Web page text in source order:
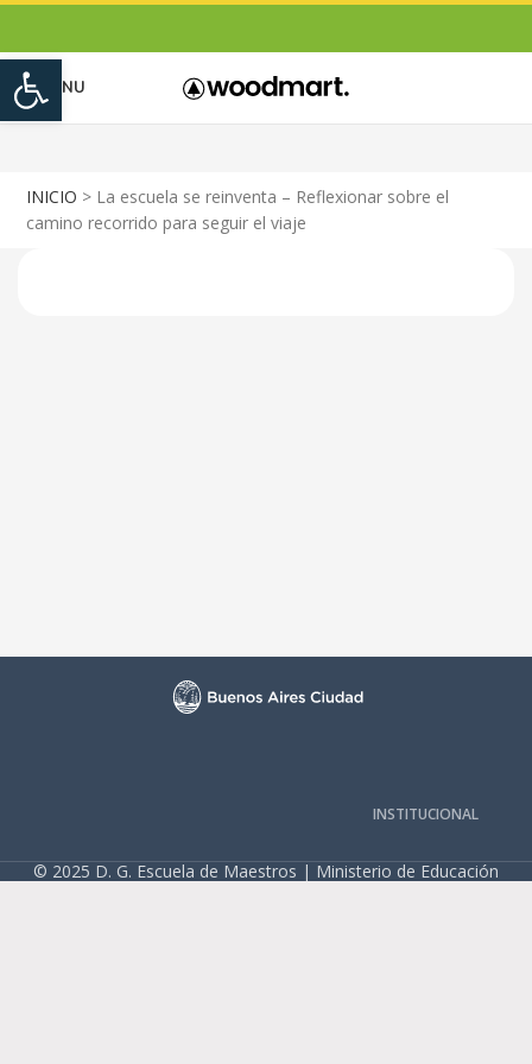
Open toolbar
MENU
INICIO > La escuela se reinventa – Reflexionar sobre el
camino recorrido para seguir el viaje
INSTITUCIONAL
© 2025 D. G. Escuela de Maestros | Ministerio de Educación